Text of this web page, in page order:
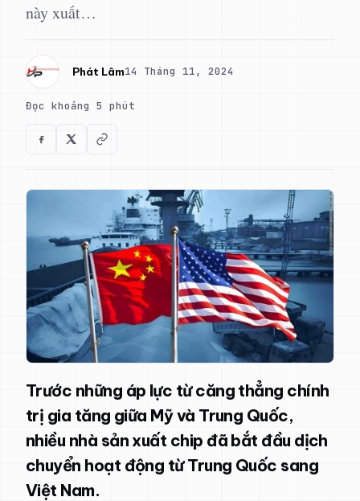
này xuất…
Phát Lâm14 Tháng 11, 2024
Đọc khoảng 5 phút
Trước những áp lực từ căng thẳng chính
trị gia tăng giữa Mỹ và Trung Quốc,
nhiều nhà sản xuất chip đã bắt đầu dịch
chuyển hoạt động từ Trung Quốc sang
Việt Nam.